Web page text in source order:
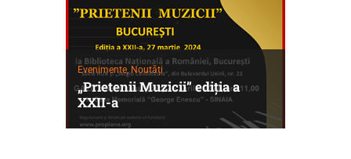
Evenimente,Noutăți
„Prietenii Muzicii” ediția a
XXII-a